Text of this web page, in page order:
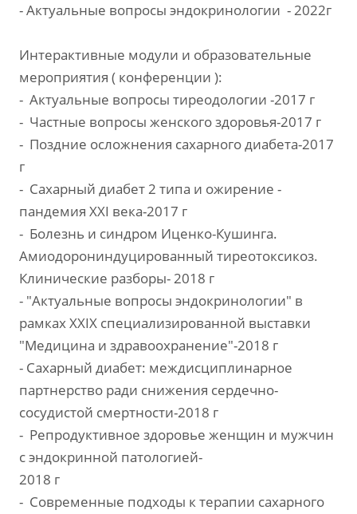
- Актуальные вопросы эндокринологии - 2022г
Интерактивные модули и образовательные
мероприятия ( конференции ):
- Актуальные вопросы тиреодологии -2017 г
- Частные вопросы женского здоровья-2017 г
- Поздние осложнения сахарного диабета-2017
г
- Сахарный диабет 2 типа и ожирение -
пандемия XXI века-2017 г
- Болезнь и синдром Иценко-Кушинга.
Амиодорониндуцированный тиреотоксикоз.
Клинические разборы- 2018 г
- "Актуальные вопросы эндокринологии" в
рамках XXIX специализированной выставки
"Медицина и здравоохранение"-2018 г
- Сахарный диабет: междисциплинарное
партнерство ради снижения сердечно-
сосудистой смертности-2018 г
- Репродуктивное здоровье женщин и мужчин
с эндокринной патологией-
2018 г
- Современные подходы к терапии сахарного